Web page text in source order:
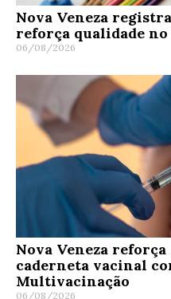
Nova Veneza
reforça qualidade
06/08/2026
Nova Veneza
caderneta vacinal
Multivacinação
06/08/2026